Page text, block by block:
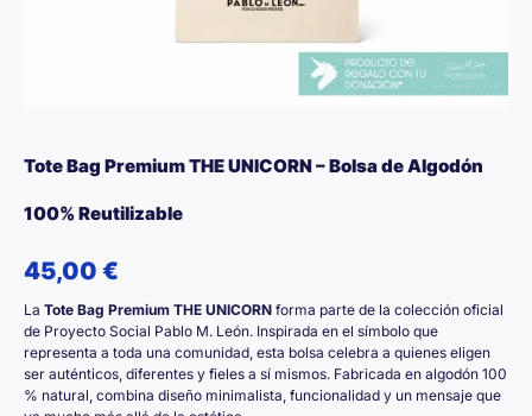
Tote Bag Premium THE UNICORN – Bolsa de Algodón
100% Reutilizable
45,00 €
La Tote Bag Premium THE UNICORN forma parte de la colección oficial
de Proyecto Social Pablo M. León. Inspirada en el símbolo que
representa a toda una comunidad, esta bolsa celebra a quienes eligen
ser auténticos, diferentes y fieles a sí mismos. Fabricada en algodón 100
% natural, combina diseño minimalista, funcionalidad y un mensaje que